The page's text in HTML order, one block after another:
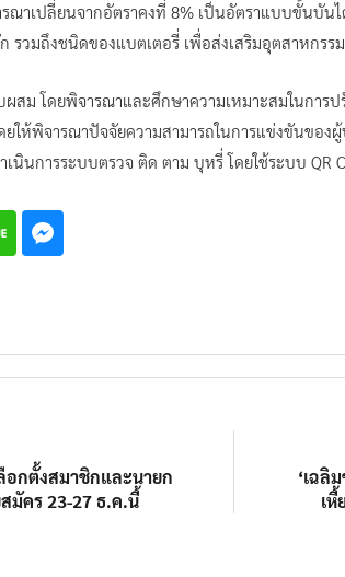
ณาเปลี่ยนจากอัตราคงที่ 8% เป็นอัตราแบบขั้นบัน
รวมถึงชนิดของแบตเตอรี่ เพื่อส่งเสริมอุตสาหกร
สม โดยพิจารณาและศึกษาความเหมาะสมในการ
ยให้พิจารณาปัจจัยความสามารถในการแข่งขันขอ
เนินการระบบตรวจ ติด ตาม บุหรี่ โดยใช้ระบบ
อกตั้งสมาชิกและนายก
มัคร 23-27 ธ.ค.นี้
‘เฉลิ
เ